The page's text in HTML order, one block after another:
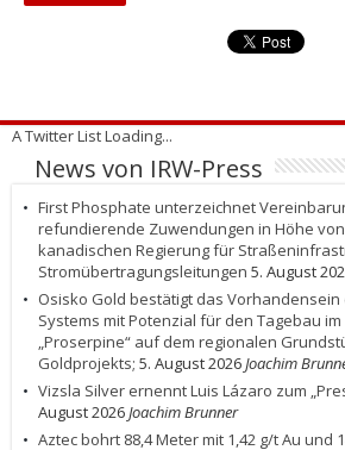
A Twitter List Loading...
News von IRW-Press
First Phosphate unterzeichnet
refundierende Zuwendungen in Höhe
kanadischen Regierung für
Stromübertragungsleitungen 5. August
Osisko Gold bestätigt das
Systems mit Potenzial für den Tagebau
„Proserpine“ auf dem regionalen
Goldprojekts; 5. August 2026Joachim
Vizsla Silver ernennt Luis Lázaro zum
August 2026Joachim Brunner
Aztec bohrt 88,4 Meter mit 1,42 g/t Au und